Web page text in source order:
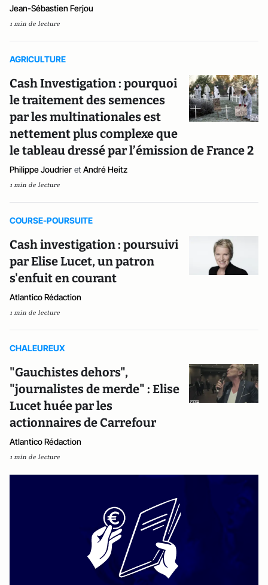
Jean-Sébastien Ferjou
1 min de lecture
AGRICULTURE
Cash Investigation : pourquoi
le traitement des semences
par les multinationales est
nettement plus complexe que
le tableau dressé par l’émission de France 2
Philippe Joudrier et André Heitz
1 min de lecture
COURSE-POURSUITE
Cash investigation : poursuivi
par Elise Lucet, un patron
s'enfuit en courant
Atlantico Rédaction
1 min de lecture
CHALEUREUX
"Gauchistes dehors",
"journalistes de merde" : Elise
Lucet huée par les
actionnaires de Carrefour
Atlantico Rédaction
1 min de lecture